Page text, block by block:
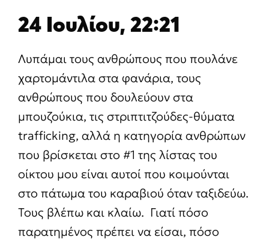
24 Ιουλίου, 22:21
Λυπάμαι τους ανθρώπους που πουλάνε
χαρτομάντιλα στα φανάρια, τους
ανθρώπους που δουλεύουν στα
μπουζούκια, τις στριπτιτζούδες-θύματα
trafficking, αλλά η κατηγορία ανθρώπων
που βρίσκεται στο #1 της λίστας του
οίκτου μου είναι αυτοί που κοιμούνται
στο πάτωμα του καραβιού όταν ταξιδεύω.
Τους βλέπω και κλαίω. Γιατί πόσο
παρατημένος πρέπει να είσαι, πόσο